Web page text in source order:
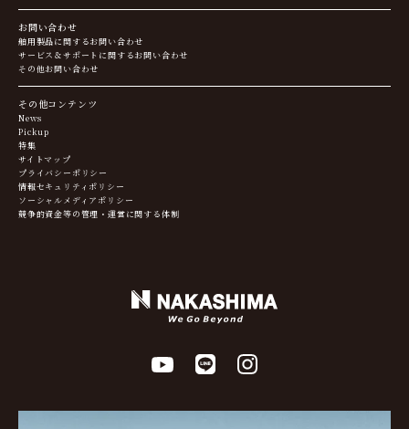
お問い合わせ
舶用製品に関するお問い合わせ
サービス＆サポートに関するお問い合わせ
その他お問い合わせ
その他コンテンツ
News
Pickup
特集
サイトマップ
プライバシーポリシー
情報セキュリティポリシー
ソーシャルメディアポリシー
競争的資金等の管理・運営に関する体制